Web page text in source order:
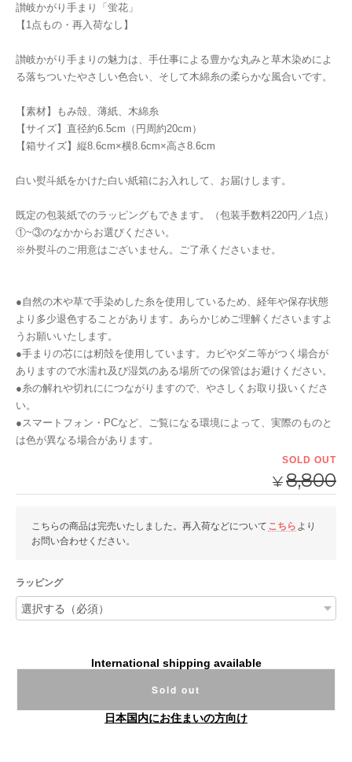
讃岐かがり手まり「蛍花」
【1点もの・再入荷なし】
讃岐かがり手まりの魅力は、手仕事による豊かな丸みと草木染めによ
る落ちついたやさしい色合い、そして木綿糸の柔らかな風合いです。
【素材】もみ殻、薄紙、木綿糸
【サイズ】直径約6.5cm（円周約20cm）
【箱サイズ】縦8.6cm×横8.6cm×高さ8.6cm
白い熨斗紙をかけた白い紙箱にお入れして、お届けします。
既定の包装紙でのラッピングもできます。（包装手数料220円／1点）
①~③のなかからお選びください。
※外熨斗のご用意はございません。ご了承くださいませ。
●自然の木や草で手染めした糸を使用しているため、経年や保存状態
より多少退色することがあります。あらかじめご理解くださいますよ
うお願いいたします。
●手まりの芯には籾殻を使用しています。カビやダニ等がつく場合が
ありますので水濡れ及び湿気のある場所での保管はお避けください。
●糸の解れや切れににつながりますので、やさしくお取り扱いくださ
い。
●スマートフォン・PCなど、ご覧になる環境によって、実際のものと
は色が異なる場合があります。
SOLD OUT
¥8,800
こちらの商品は完売いたしました。再入荷などについて こちら より
お問い合わせください。
ラッピング
International shipping available
Sold out
日本国内にお住まいの方向け